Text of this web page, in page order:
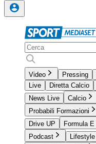
Video Pressing
Live
Diretta Calcio
News Live
Calcio
Probabili Formazioni
Drive UP
Formula E
Podcast
Lifestyle